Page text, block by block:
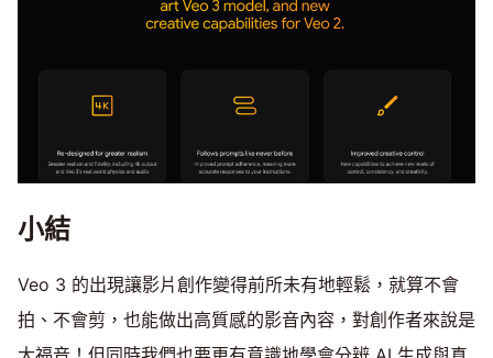
小結
Veo 3 的出現讓影片創作變得前所未有地輕鬆，就算不會
拍、不會剪，也能做出高質感的影音內容，對創作者來說是